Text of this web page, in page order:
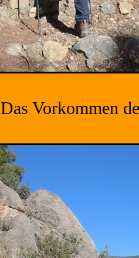
Das Vorkommen